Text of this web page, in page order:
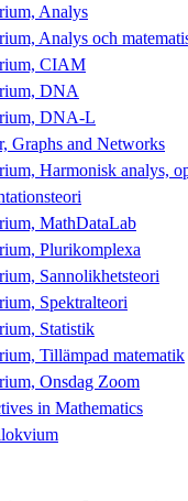
Analys
Analys och
CIAM
DNA
DNA-L
Graphs and Networks
Harmonisk analys,
MathDataLab
Plurikomplexa
Sannolikhetsteori
Spektralteori
Statistik
Tillämpad matematik
Onsdag Zoom
in Mathematics